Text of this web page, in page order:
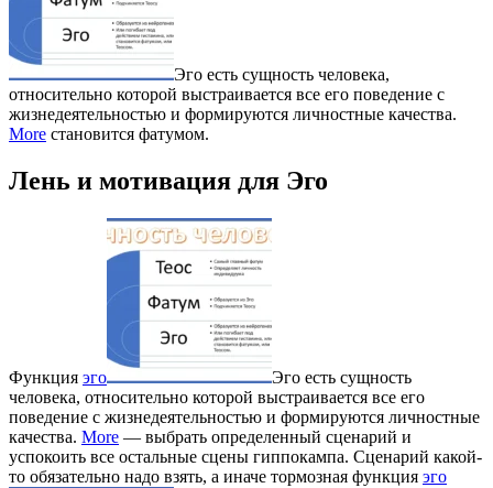
Эго есть сущность человека,
относительно которой выстраивается все его поведение с
жизнедеятельностью и формируются личностные качества.
More становится фатумом.
Лень и мотивация для Эго
Функция эго
Эго есть сущность
человека, относительно которой выстраивается все его
поведение с жизнедеятельностью и формируются личностные
качества. More — выбрать определенный сценарий и
успокоить все остальные сцены гиппокампа. Сценарий какой-
то обязательно надо взять, а иначе тормозная функция эго